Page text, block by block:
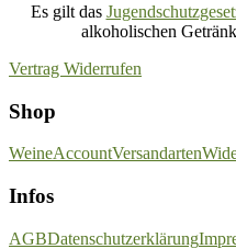
Es gilt das
alkoholischen
Vertrag Widerrufen
Shop
WeineAccountVersandarten
Infos
AGBDatenschutzerklärung